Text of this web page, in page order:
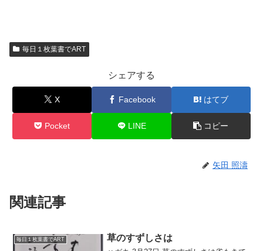
毎日１枚葉書でART
シェアする
X Facebook はてブ
Pocket LINE コピー
矢田 照濤
関連記事
毎日１枚葉書でART 草のすずしさは